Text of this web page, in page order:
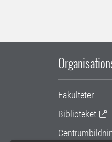
Fakulteter
Biblioteket